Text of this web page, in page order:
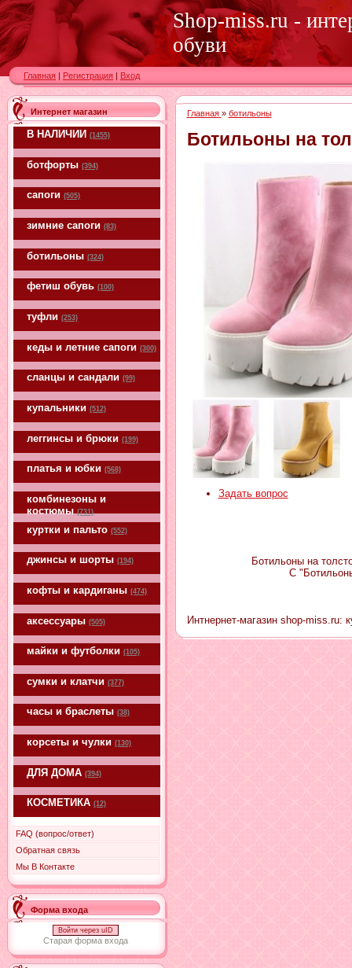
Shop-miss.ru -
обуви
Главная | Регистрация | Вход
Интернет магазин
В НАЛИЧИИ(1455)
ботфорты(394)
сапоги(505)
зимние сапоги(83)
ботильоны(324)
фетиш обувь(100)
туфли(253)
кеды и летние сапоги(300)
сланцы и сандали(99)
купальники(512)
леггинсы и брюки(199)
платья и юбки(568)
комбинезоны и
костюмы(731)
куртки и пальто(552)
джинсы и шорты(194)
кофты и кардиганы(474)
аксессуары(505)
майки и футболки(105)
сумки и клатчи(377)
часы и браслеты(38)
корсеты и чулки(130)
ДЛЯ ДОМА(394)
КОСМЕТИКА(12)
FAQ (вопрос/ответ)
Обратная связь
Мы В Контакте
Форма входа
Войти через uID
Старая форма входа
Главная » ботильоны
Ботильоны на
Задать вопрос
Ботильоны на
С
Интнернет-магазин shop-miss.ru: